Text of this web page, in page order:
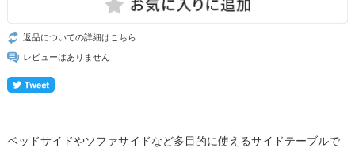
返品についての詳細はこちら
レビューはありません
ベッドサイドやソファサイドなど多目的に使えるサイドテーブルで